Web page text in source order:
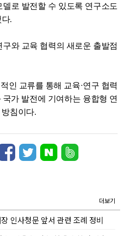
로 발전할 수 있도록 연구소도
.
와 교육 협력의 새로운 출발점
인 교류를 통해 교육·연구 협력
가 발전에 기여하는 융합형 연
침이다.
더보기
인사청문 앞서 관련 조례 정비